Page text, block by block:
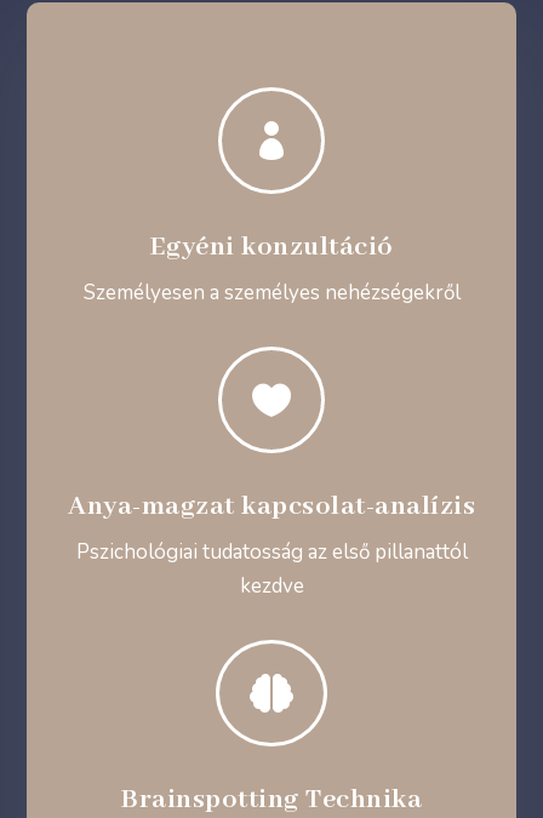

Egyéni konzultáció
Személyesen a személyes nehézségekről

Anya-magzat kapcsolat-analízis
Pszichológiai tudatosság az első pillanattól
kezdve

Brainspotting Technika